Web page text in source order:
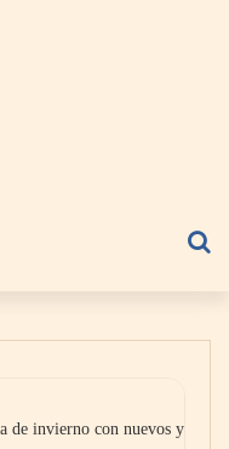
de invierno con nuevos y